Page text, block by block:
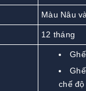
Màu Nâu
12 tháng
chế độ